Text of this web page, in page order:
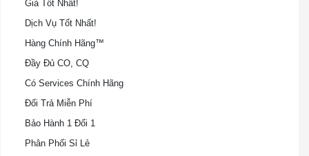
Giá Tốt Nhất!
Dịch Vụ Tốt Nhất!
Hàng Chính Hãng™
Đầy Đủ CO, CQ
Có Services Chính Hãng
Đổi Trả Miễn Phí
Bảo Hành 1 Đổi 1
Phân Phối Sỉ Lẻ